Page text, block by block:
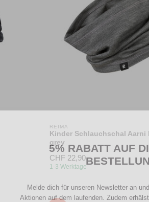
REIMA
Kinder Schlauchschal Aarni
grey
CHF 22,90
1-3 Werktage
5% RABATT AUF
Melde dich für unseren Newsletter an
Aktionen auf dem laufenden. Zudem